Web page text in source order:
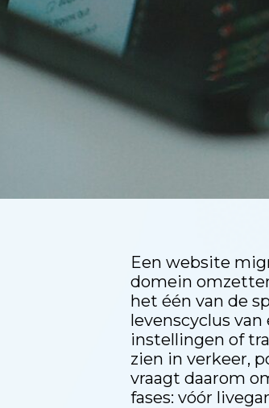
Een website
domein
het één van de
levenscyclus
instellingen of
zien in verkeer,
vraagt daarom
fases: vóór